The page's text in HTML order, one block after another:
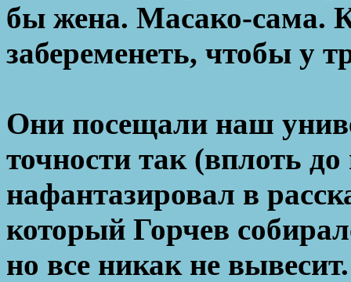
бы жена. Масако-сама.
забеременеть, чтобы у
Они посещали наш
точности так (вплоть
нафантазировал в
который Горчев
но все никак не вывесит.